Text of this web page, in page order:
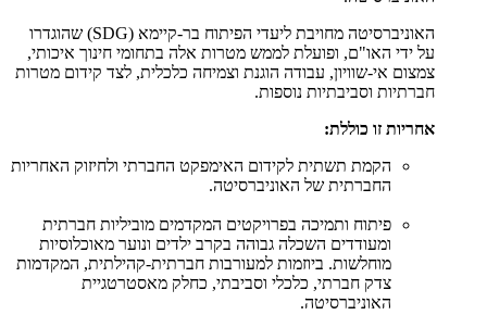
האוניברסיטה מחויבת ליעדי הפיתוח בר-קיימא (SDG) שהוגדרו
על ידי האו"ם, ופועלת לממש מטרות אלה בתחומי חינוך איכותי,
צמצום אי-שוויון, עבודה הוגנת וצמיחה כלכלית, לצד קידום מטרות
חברתיות וסביבתיות נוספות.
אחריות זו כוללת:
הקמת תשתית לקידום האימפקט החברתי ולחיזוק האחריות
החברתית של האוניברסיטה.
פיתוח ותמיכה בפרויקטים המקדמים מוביליות חברתית
ומעודדים השכלה גבוהה בקרב ילדים ונוער מאוכלוסיות
מוחלשות. ביוזמות למעורבות חברתית-קהילתית, המקדמות
צדק חברתי, כלכלי וסביבתי, כחלק מאסטרטגיית
האוניברסיטה.